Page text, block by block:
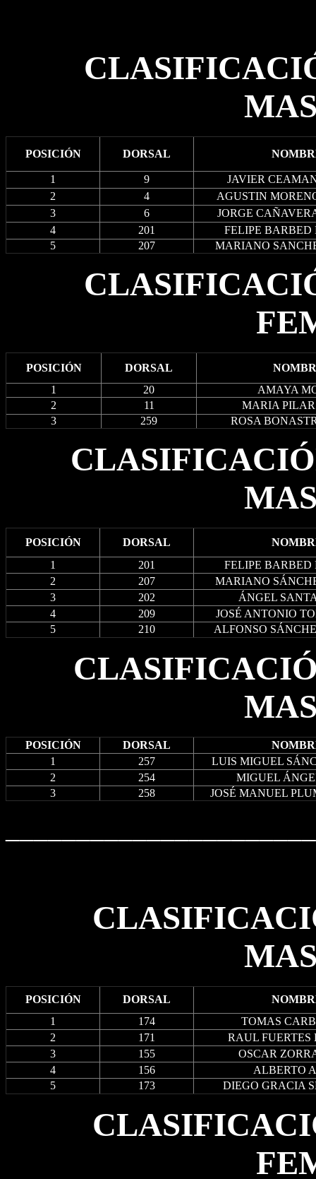
POSICIÓN DORSAL
1 9
JAVIER
2
4
AGUSTIN
3
6
JORGE
4
201
FELIPE BARBED
5
207 MARIANO
POSICIÓN DORSAL
1
20
AMAYA
2
11
MARIA
3
259 ROSA
POSICIÓN DORSAL
1
201
FELIPE BARBED
2
207
MARIANO
3
202
ÁNGEL
4
209
JOSÉ ANTONIO
5
210 ALFONSO
POSICIÓN DORSAL
1
257
LUIS MIGUEL
2
254
MIGUEL
3
258 JOSÉ MANUEL
POSICIÓN DORSAL
1
174
TOMAS
2
171
RAUL FUERTES
3
155
OSCAR
4
156
ALBERTO
5
173 DIEGO GRACIA